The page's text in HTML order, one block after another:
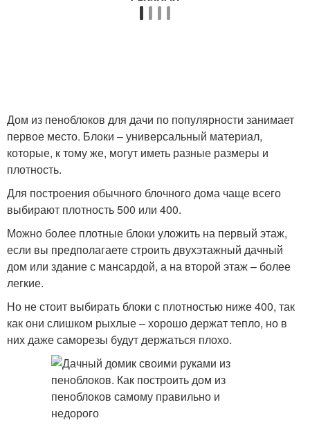
Дом из пеноблоков для дачи по популярности занимает
первое место. Блоки – универсальный материал,
которые, к тому же, могут иметь разные размеры и
плотность.
Для построения обычного блочного дома чаще всего
выбирают плотность 500 или 400.
Можно более плотные блоки уложить на первый этаж,
если вы предполагаете строить двухэтажный дачный
дом или здание с мансардой, а на второй этаж – более
легкие.
Но не стоит выбирать блоки с плотностью ниже 400, так
как они слишком рыхлые – хорошо держат тепло, но в
них даже саморезы будут держаться плохо.